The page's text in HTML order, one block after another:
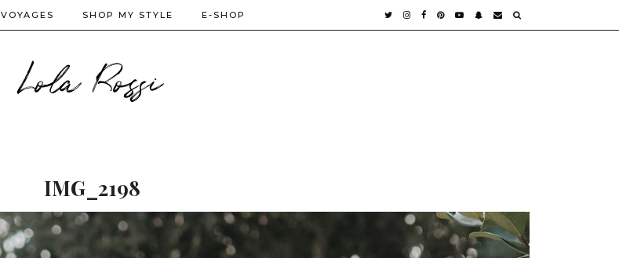
Lola Rossi
VOYAGES SHOP MY STYLE E-SHOP
IMG_2198